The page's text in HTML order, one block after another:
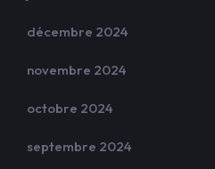
décembre 2024
novembre 2024
octobre 2024
septembre 2024